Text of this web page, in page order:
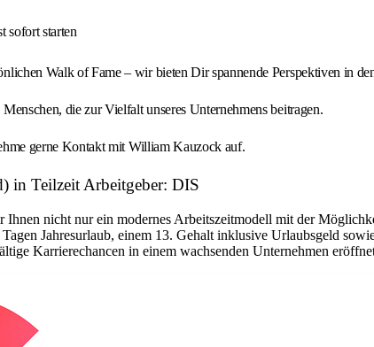
sofort starten
Walk of Fame – wir bieten Dir spannende Perspektiven in
die zur Vielfalt unseres Unternehmens beitragen.
gerne Kontakt mit William Kauzock auf.
in Teilzeit Arbeitgeber: DIS
nicht nur ein modernes Arbeitszeitmodell mit der
Jahresurlaub, einem 13. Gehalt inklusive Urlaubsgeld
Karrierechancen in einem wachsenden Unternehmen